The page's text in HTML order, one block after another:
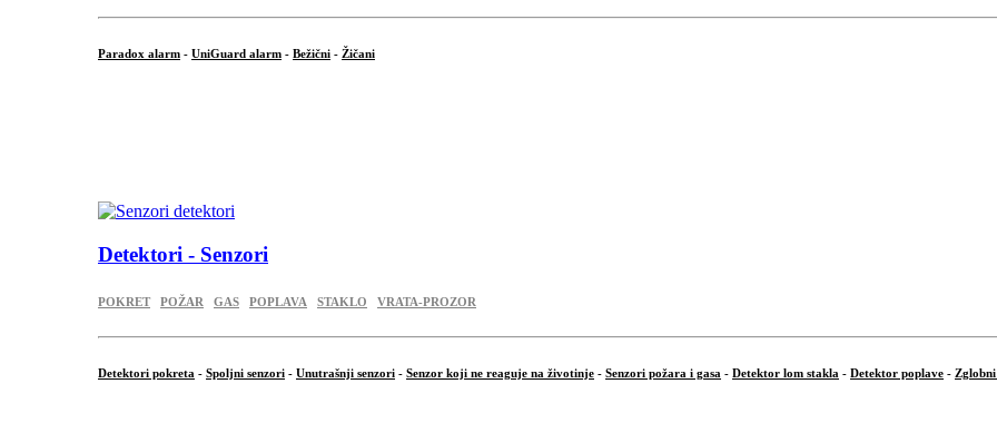
Paradox alarm - UniGuard alarm - Bežični - Žičani
Detektori - Senzori
POKRET POŽAR GAS POPLAVA STAKLO VRATA-PROZOR
Detektori pokreta - Spoljni senzori - Unutrašnji senzori - Senzor koji ne reaguje na životinje - Senzori požara i gasa - Detektor lom stakla - Detektor poplave - Zglobni